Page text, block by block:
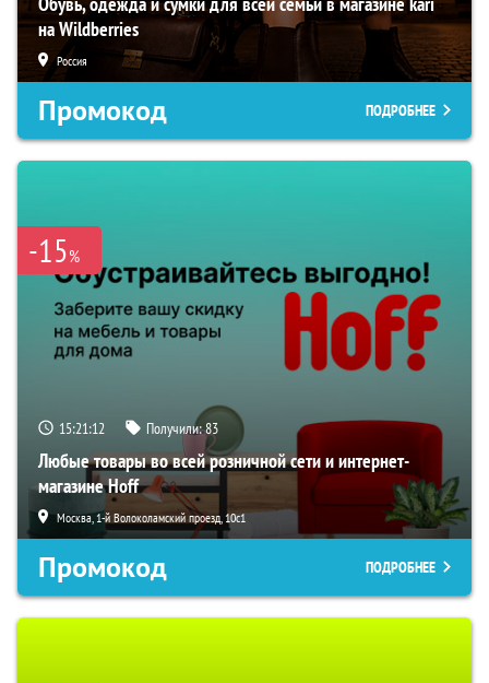
на Wildberries
Россия
Промокод ПОДРОБНЕЕ
-15%
15:21:11 Получили:83
Любые товары во всей розничной сети и интернет-
магазине Hoff
Москва, 1-й Волоколамский проезд, 10с1
Промокод ПОДРОБНЕЕ